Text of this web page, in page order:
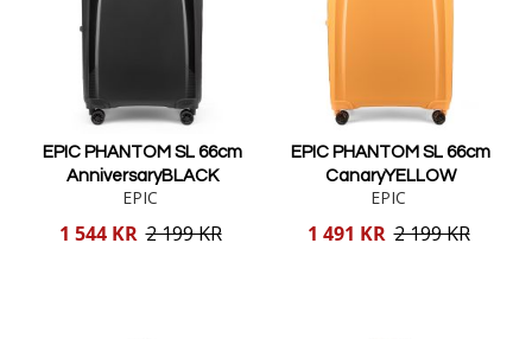
EPIC PHANTOM SL 66cm
AnniversaryBLACK
EPIC
Reducerat
1 544 KR 2 199 KR
EPIC PHANTOM SL 66cm
CanaryYELLOW
EPIC
Reducerat
1 491 KR 2 199 KR